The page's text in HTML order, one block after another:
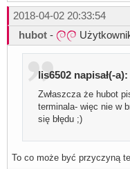
2018-04-02 20:33:54
hubot -
lis6502 napisał(-a):
Zwłaszcza że hubot
terminala- więc nie w
się błędu ;)
To co może być przyczyną